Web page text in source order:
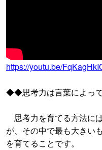
https://youtu.be/
◆◆思考力は言葉によっ
思考力を育てる方法に
が、その中で最も大きい
を育てることです。